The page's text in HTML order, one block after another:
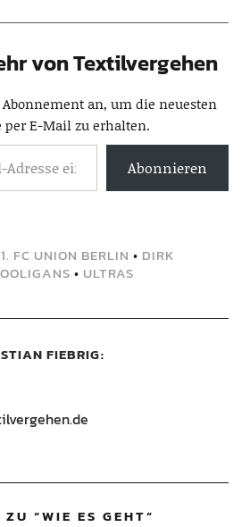
von Textilvergehen
an, um die neuesten
per E-Mail zu erhalten.
Abonnieren
1. FC UNION BERLIN • DIRK
• ULTRAS
FIEBRIG
ZU “WIE ES GEHT”